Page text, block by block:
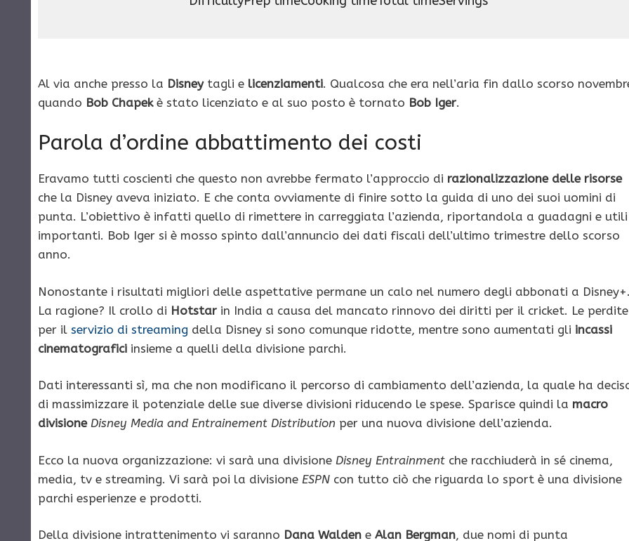
Al via anche presso la Disneytagli e licenziamenti. Qualcosa che era nell’aria fin dallo scorso
quando Bob Chapekè stato licenziato e al suo posto è tornato Bob Iger.
Parola d’ordine abbattimento dei costi
Eravamo tutti coscienti che questo non avrebbe fermato l’approccio di razionalizzazione delle risorse
che la Disney aveva iniziato. E che conta ovviamente di finire sotto la guida di uno dei suoi uomini di
punta. L’obiettivo è infatti quello di rimettere in carreggiata l’azienda, riportandola a guadagni e utili
importanti. Bob Iger si è mosso spinto dall’annuncio dei dati fiscali dell’ultimo trimestre dello scorso
anno.
Nonostante i risultati migliori delle aspettative permane un calo nel numero degli abbonati a
La ragione? Il crollo di Hotstar in India a causa del mancato rinnovo dei diritti per il cricket. Le perdite
per il servizio di streaming della Disney si sono comunque ridotte, mentre sono aumentati gli incassi
cinematografici insieme a quelli della divisione parchi.
Dati interessanti sì, ma che non modificano il percorso di cambiamento dell’azienda, la quale ha
di massimizzare il potenziale delle sue diverse divisioni riducendo le spese. Sparisce quindi la macro
divisione Disney Media and Entrainement Distribution per una nuova divisione dell’azienda.
Ecco la nuova organizzazione: vi sarà una divisione Disney Entrainment che racchiuderà in sé cinema,
media, tv e streaming. Vi sarà poi la divisione ESPN con tutto ciò che riguarda lo sport è una divisione
parchi esperienze e prodotti.
Della divisione intrattenimento vi saranno Dana Walden e Alan Bergman, due nomi di punta